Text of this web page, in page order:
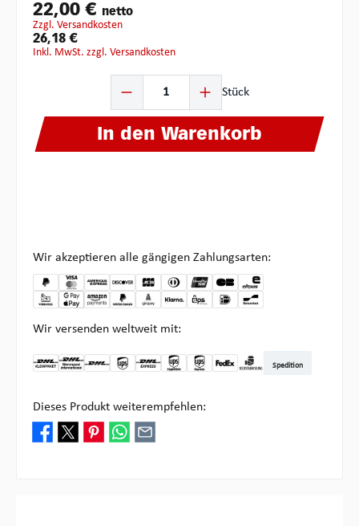
22,00 € netto
zzgl. Versandkosten
26,18 €
inkl. MwSt. zzgl. Versandkosten
Stück
In den Warenkorb
Wir akzeptieren alle gängigen Zahlungsarten:
Wir versenden weltweit mit:
Spedition
Dieses Produkt weiterempfehlen: